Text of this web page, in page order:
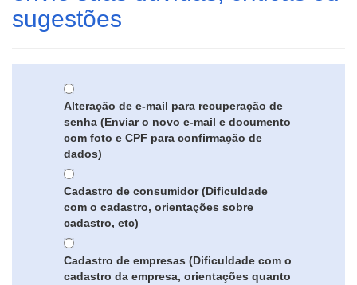
sugestões
Alteração de e-mail para recuperação de
senha (Enviar o novo e-mail e documento
com foto e CPF para confirmação de
dados)
Cadastro de consumidor (Dificuldade
com o cadastro, orientações sobre
cadastro, etc)
Cadastro de empresas (Dificuldade com o
cadastro da empresa, orientações quanto